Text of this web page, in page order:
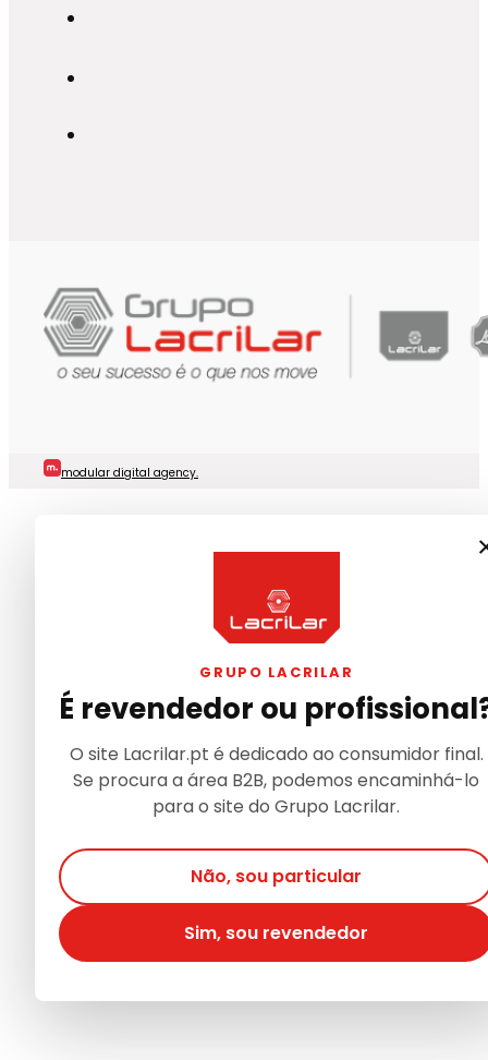
modular digital agency.
GRUPO LACRILAR
É revendedor ou
O site Lacrilar.pt é dedicado ao consumidor final.
Se procura a área B2B, podemos encaminhá-lo
para o site do Grupo Lacrilar.
Não, sou particular
Sim, sou revendedor